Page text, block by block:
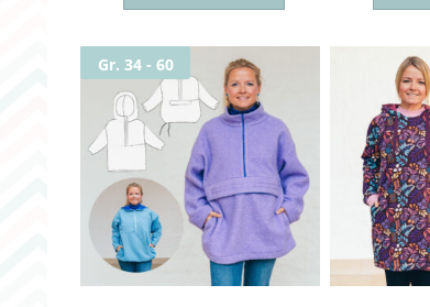
weist
Die
Optionen
können
auf
der
Produktseite
gewählt
Gr. 34 - 60